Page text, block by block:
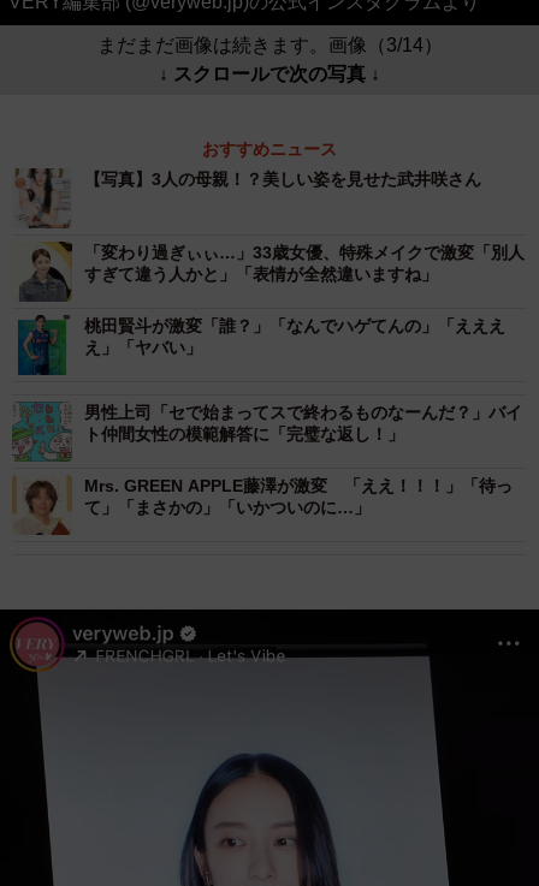
まだまだ画像は続きます。画像（3/14）
↓ スクロールで次の写真 ↓
おすすめニュース
【写真】3人の母親！？美しい姿を見せた武井咲さん
「変わり過ぎぃぃ…」33歳女優、特殊メイクで激変「別人
すぎて違う人かと」「表情が全然違いますね」
桃田賢斗が激変「誰？」「なんでハゲてんの」「えええ
え」「ヤバい」
男性上司「セで始まってスで終わるものなーんだ？」バイ
ト仲間女性の模範解答に「完璧な返し！」
Mrs. GREEN APPLE藤澤が激変 「ええ！！！」「待っ
て」「まさかの」「いかついのに…」